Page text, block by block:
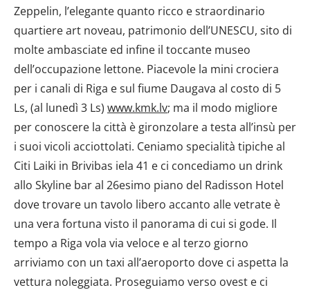
Zeppelin, l’elegante quanto ricco e straordinario
quartiere art noveau, patrimonio dell’UNESCU, sito di
molte ambasciate ed infine il toccante museo
dell’occupazione lettone. Piacevole la mini crociera
per i canali di Riga e sul fiume Daugava al costo di 5
Ls, (al lunedì 3 Ls) www.kmk.lv; ma il modo migliore
per conoscere la città è gironzolare a testa all’insù per
i suoi vicoli acciottolati. Ceniamo specialità tipiche al
Citi Laiki in Brivibas iela 41 e ci concediamo un drink
allo Skyline bar al 26esimo piano del Radisson Hotel
dove trovare un tavolo libero accanto alle vetrate è
una vera fortuna visto il panorama di cui si gode. Il
tempo a Riga vola via veloce e al terzo giorno
arriviamo con un taxi all’aeroporto dove ci aspetta la
vettura noleggiata. Proseguiamo verso ovest e ci